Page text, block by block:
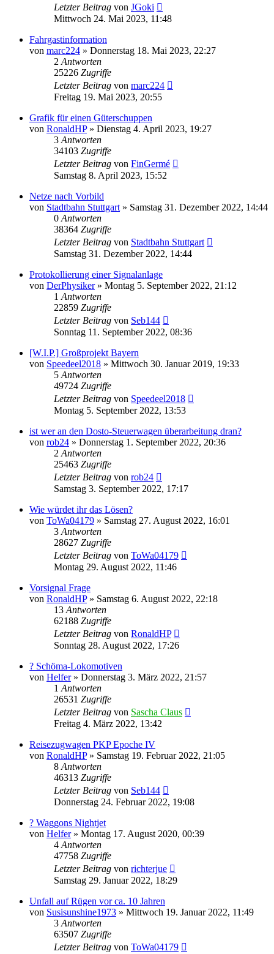
Letzter Beitrag von JGoki
Mittwoch 24. Mai 2023, 11:48
Fahrgastinformation
von marc224 » Donnerstag 18. Mai 2023, 22:27
2 Antworten
25226 Zugriffe
Letzter Beitrag von marc224
Freitag 19. Mai 2023, 20:55
Grafik für einen Güterschuppen
von RonaldHP» Dienstag 4. April 2023, 19:27
3 Antworten
34103 Zugriffe
Letzter Beitrag von FinGermé
Samstag 8. April 2023, 15:52
Netze nach Vorbild
von Stadtbahn Stuttgart » Samstag 31. Dezember 2022, 14:44
0 Antworten
38364 Zugriffe
Letzter Beitrag von Stadtbahn Stuttgart
Samstag 31. Dezember 2022, 14:44
Protokollierung einer Signalanlage
von DerPhysiker» Montag 5. September 2022, 21:12
1 Antworten
22859 Zugriffe
Letzter Beitrag von Seb144
Sonntag 11. September 2022, 08:36
[W.I.P.] Großprojekt Bayern
von Speedeel2018 » Mittwoch 30. Januar 2019, 19:33
5 Antworten
49724 Zugriffe
Letzter Beitrag von Speedeel2018
Montag 5. September 2022, 13:53
ist wer an den Dosto-Steuerwagen überarbeitung dran?
von rob24 » Donnerstag 1. September 2022, 20:36
2 Antworten
25463 Zugriffe
Letzter Beitrag von rob24
Samstag 3. September 2022, 17:17
Wie würdet ihr das Lösen?
von ToWa04179 » Samstag 27. August 2022, 16:01
3 Antworten
28627 Zugriffe
Letzter Beitrag von ToWa04179
Montag 29. August 2022, 11:46
Vorsignal Frage
von RonaldHP» Samstag 6. August 2022, 22:18
13 Antworten
62188 Zugriffe
Letzter Beitrag von RonaldHP
Sonntag 28. August 2022, 17:26
? Schöma-Lokomotiven
von Helfer» Donnerstag 3. März 2022, 21:57
1 Antworten
26531 Zugriffe
Letzter Beitrag von Sascha Claus
Freitag 4. März 2022, 13:42
Reisezugwagen PKP Epoche IV
von RonaldHP» Samstag 19. Februar 2022, 21:05
8 Antworten
46313 Zugriffe
Letzter Beitrag von Seb144
Donnerstag 24. Februar 2022, 19:08
? Waggons Nightjet
von Helfer» Montag 17. August 2020, 00:39
4 Antworten
47758 Zugriffe
Letzter Beitrag von richterjue
Samstag 29. Januar 2022, 18:29
Unfall auf Rügen vor ca. 10 Jahren
von Susisunshine1973 » Mittwoch 19. Januar 2022, 11:49
3 Antworten
63507 Zugriffe
Letzter Beitrag von ToWa04179